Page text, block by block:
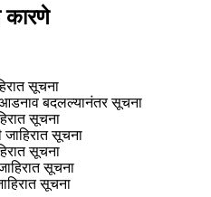
कारणे
सूचना
आडनाव बदलल्यानंतर सूचना
सूचना
सूचना
सूचना
सूचना
सूचना